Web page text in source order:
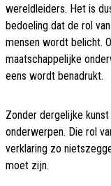
wereldleiders. Het is
bedoeling dat de rol
mensen wordt belicht.
maatschappelijke
eens wordt benadrukt.
Zonder dergelijke
onderwerpen. Die rol
verklaring zo
moet zijn.